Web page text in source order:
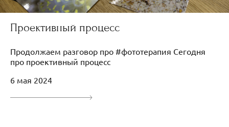
Проективный процесс
Продолжаем разговор про #фототерапия Сегодня
про проективный процесс
6 мая 2024